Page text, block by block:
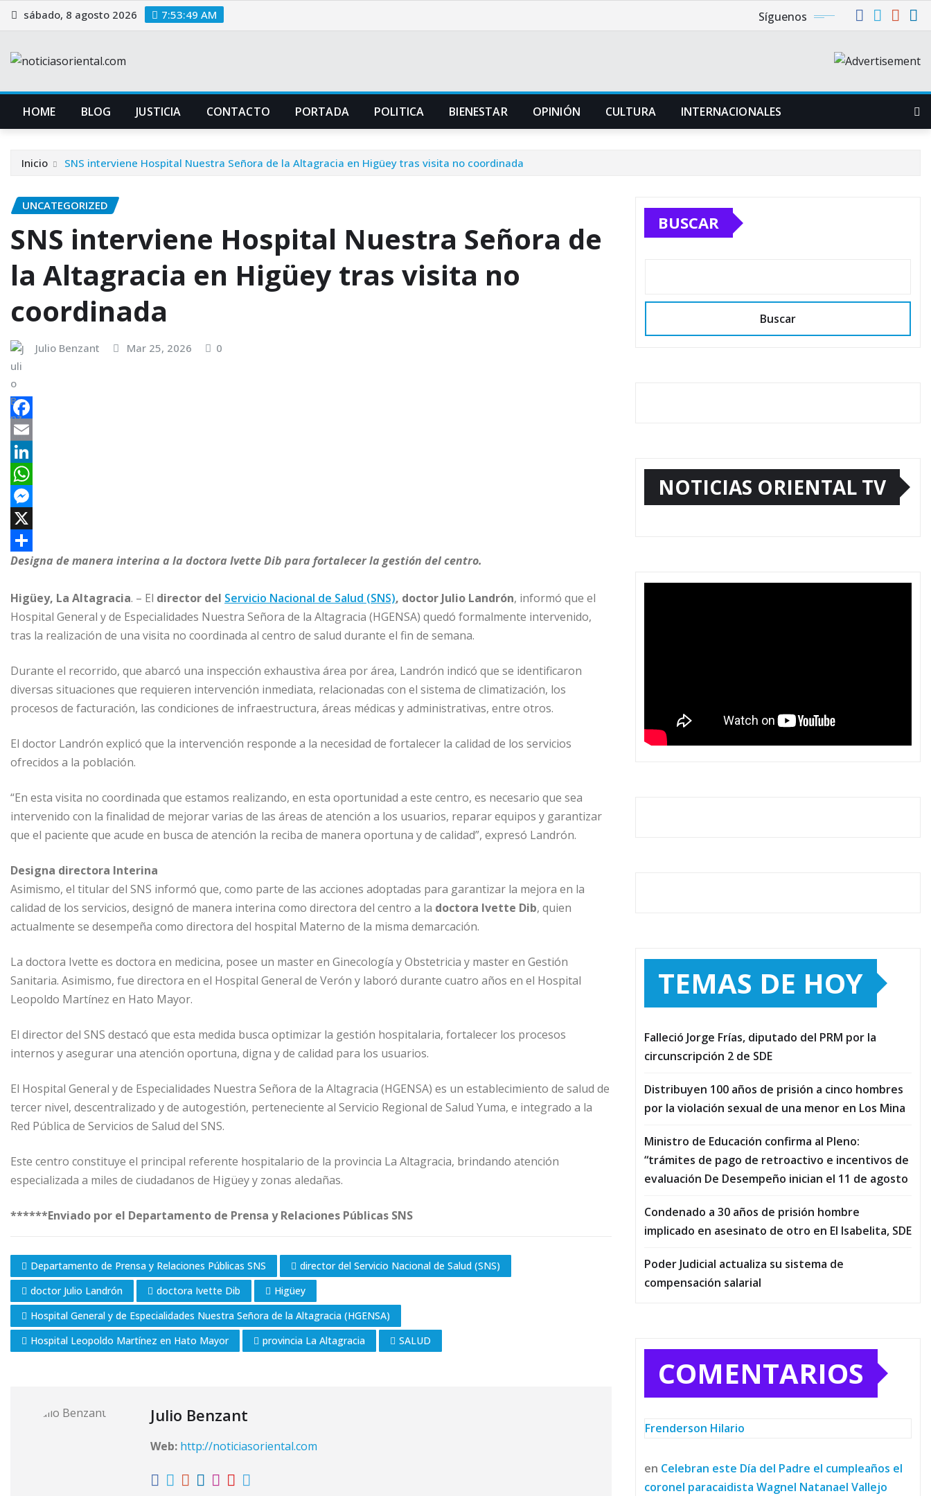
Saltar
al
sábado, 8 agosto 2026 7:53:49 AM Síguenos
HOME BLOG JUSTICIA CONTACTO PORTADA POLITICA BIENESTAR OPINIÓN CULTURA INTERNACIONALES
Inicio SNS interviene Hospital Nuestra Señora de la Altagracia en Higüey tras visita no coordinada
UNCATEGORIZED
SNS interviene Hospital Nuestra Señora de
la Altagracia en Higüey tras visita no
coordinada
Julio Benzant Mar 25, 2026 0
F
a
c
e
b
o
o
E
m
a
L
n
k
e
I
n
W
h
a
t
A
p
M
e
s
e
n
e
r
X
C
m
p
r
t
i
r
Designa de manera interina a la doctora Ivette Dib para fortalecer la gestión del centro.
Higüey, La Altagracia. – El director del Servicio Nacional de Salud (SNS), doctor Julio Landrón, informó que el
Hospital General y de Especialidades Nuestra Señora de la Altagracia (HGENSA) quedó formalmente intervenido,
tras la realización de una visita no coordinada al centro de salud durante el fin de semana.
Durante el recorrido, que abarcó una inspección exhaustiva área por área, Landrón indicó que se identificaron
diversas situaciones que requieren intervención inmediata, relacionadas con el sistema de climatización, los
procesos de facturación, las condiciones de infraestructura, áreas médicas y administrativas, entre otros.
El doctor Landrón explicó que la intervención responde a la necesidad de fortalecer la calidad de los servicios
ofrecidos a la población.
“En esta visita no coordinada que estamos realizando, en esta oportunidad a este centro, es necesario que sea
intervenido con la finalidad de mejorar varias de las áreas de atención a los usuarios, reparar equipos y garantizar
que el paciente que acude en busca de atención la reciba de manera oportuna y de calidad”, expresó Landrón.
Designa directora Interina
Asimismo, el titular del SNS informó que, como parte de las acciones adoptadas para garantizar la mejora en la
calidad de los servicios, designó de manera interina como directora del centro a la doctora Ivette Dib, quien
actualmente se desempeña como directora del hospital Materno de la misma demarcación.
La doctora Ivette es doctora en medicina, posee un master en Ginecología y Obstetricia y master en Gestión
Sanitaria. Asimismo, fue directora en el Hospital General de Verón y laboró durante cuatro años en el Hospital
Leopoldo Martínez en Hato Mayor.
El director del SNS destacó que esta medida busca optimizar la gestión hospitalaria, fortalecer los procesos
internos y asegurar una atención oportuna, digna y de calidad para los usuarios.
El Hospital General y de Especialidades Nuestra Señora de la Altagracia (HGENSA) es un establecimiento de salud de
tercer nivel, descentralizado y de autogestión, perteneciente al Servicio Regional de Salud Yuma, e integrado a la
Red Pública de Servicios de Salud del SNS.
Este centro constituye el principal referente hospitalario de la provincia La Altagracia, brindando atención
especializada a miles de ciudadanos de Higüey y zonas aledañas.
******Enviado por el Departamento de Prensa y Relaciones Públicas SNS
Departamento de Prensa y Relaciones Públicas SNS
director del Servicio Nacional de Salud (SNS)
doctor Julio Landrón
doctora Ivette Dib
Higüey
Hospital General y de Especialidades Nuestra Señora de la Altagracia (HGENSA)
Hospital Leopoldo Martínez en Hato Mayor
provincia La Altagracia SALUD
Julio Benzant
Web: http://noticiasoriental.com
BUSCAR
Buscar
NOTICIAS ORIENTAL TV
TEMAS DE HOY
Falleció Jorge Frías, diputado del PRM por la
circunscripción 2 de SDE
Distribuyen 100 años de prisión a cinco hombres
por la violación sexual de una menor en Los Mina
Ministro de Educación confirma al Pleno:
“trámites de pago de retroactivo e incentivos de
evaluación De Desempeño inician el 11 de agosto
Condenado a 30 años de prisión hombre
implicado en asesinato de otro en El Isabelita, SDE
Poder Judicial actualiza su sistema de
compensación salarial
COMENTARIOS
Frenderson Hilario
en Celebran este Día del Padre el cumpleaños el
coronel paracaidista Wagnel Natanael Vallejo